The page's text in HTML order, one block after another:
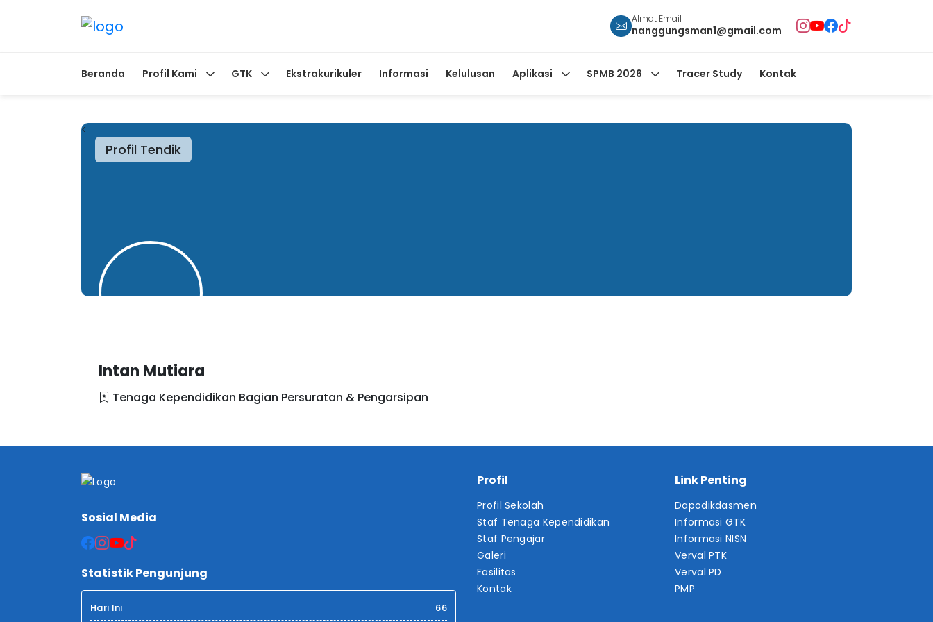
Almat Email
nanggungsman1@gmail.com
Beranda Profil Kami GTK Ekstrakurikuler Informasi Kelulusan Aplikasi SPMB 2026 Tracer Study Kontak
Profil Tendik
<
Intan Mutiara
Tenaga Kependidikan Bagian Persuratan & Pengarsipan
Sosial Media
Statistik Pengunjung
Hari Ini 66
Profil
Profil Sekolah
Staf Tenaga Kependidikan
Staf Pengajar
Galeri
Fasilitas
Kontak
Link Penting
Dapodikdasmen
Informasi GTK
Informasi NISN
Verval PTK
Verval PD
PMP